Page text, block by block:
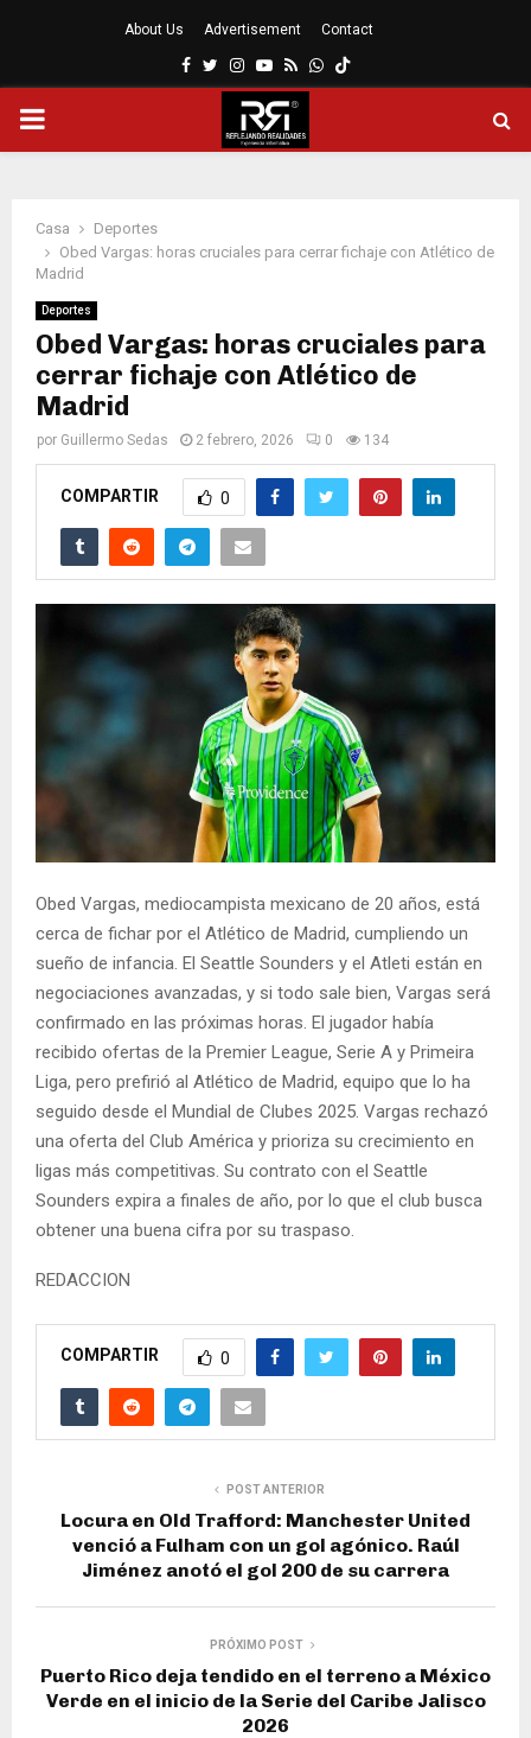
About Us Advertisement Contact
Facebook
Twitter
Instagram
Youtube
RssWhatsapp
MENÚ
Casa
Deportes
Obed Vargas: horas cruciales para cerrar fichaje con Atlético de
Madrid
Deportes
Obed Vargas: horas cruciales para
cerrar fichaje con Atlético de
Madrid
por Guillermo Sedas 2 febrero, 2026 0 134
COMPARTIR 0
Obed Vargas, mediocampista mexicano de 20 años, está
cerca de fichar por el Atlético de Madrid, cumpliendo un
sueño de infancia. El Seattle Sounders y el Atleti están en
negociaciones avanzadas, y si todo sale bien, Vargas será
confirmado en las próximas horas. El jugador había
recibido ofertas de la Premier League, Serie A y Primeira
Liga, pero prefirió al Atlético de Madrid, equipo que lo ha
seguido desde el Mundial de Clubes 2025. Vargas rechazó
una oferta del Club América y prioriza su crecimiento en
ligas más competitivas. Su contrato con el Seattle
Sounders expira a finales de año, por lo que el club busca
obtener una buena cifra por su traspaso.
REDACCION
COMPARTIR 0
POST ANTERIOR
Locura en Old Trafford: Manchester United
venció a Fulham con un gol agónico. Raúl
Jiménez anotó el gol 200 de su carrera
PRÓXIMO POST
Puerto Rico deja tendido en el terreno a México
Verde en el inicio de la Serie del Caribe Jalisco
2026